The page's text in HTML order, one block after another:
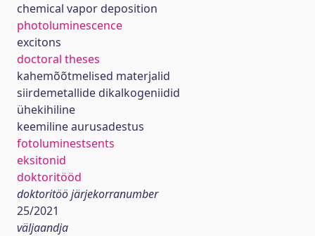
chemical vapor deposition
photoluminescence
excitons
doctoral theses
kahemõõtmelised materjalid
siirdemetallide dikalkogeniidid
ühekihiline
keemiline aurusadestus
fotoluminestsents
eksitonid
doktoritööd
doktoritöö järjekorranumber
25/2021
väljaandja